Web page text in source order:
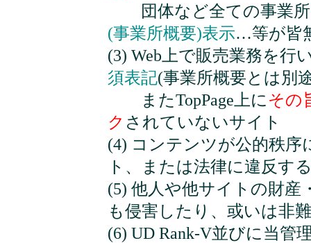
団体など全ての事業所
(事業所概要)表示…等が皆
(3) Web上で販売業務を行
須表記(事業所概要とは別
またTopPage上に その
ク されていないサイト
(4) コンテンツが公的秩
ト、または法律に違反す
(5) 他人や他サイトの財
も侵害したり、或いは非
(6) UD Rank-V並びに当管